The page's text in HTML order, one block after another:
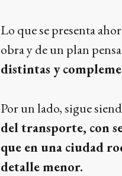
Lo que se presenta
obra y de un plan
distintas y
Por un lado, sigue
del transporte, con
que en una ciudad
detalle menor.